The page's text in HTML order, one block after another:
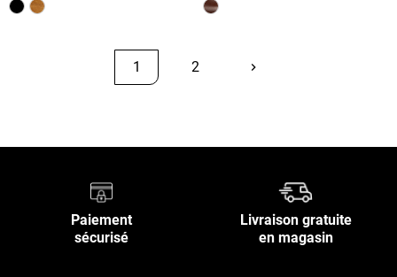
1 2 keyboard_arrow_rightSuivant
Paiement
sécurisé
Livraison gratuite
en magasin